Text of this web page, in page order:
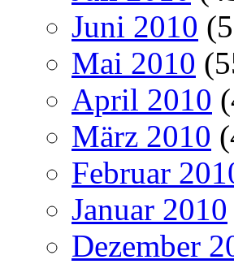
Juni 2010
Mai 2010
April 2010
März 2010
Februar
Januar 2010
Dezember